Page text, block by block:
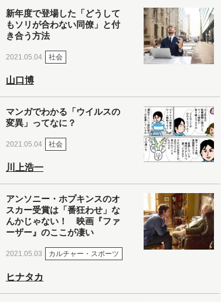
新年度で登場した「どうして
もソリが合わない同僚」と付
き合う方法
2021.05.04 社会
山口博
マンガでわかる「ウイルスの
変異」ってなに？
2021.05.04 社会
川上浩一
アンソニー・ホプキンスのオ
スカー受賞は「番狂わせ」な
んかじゃない！ 映画『ファ
ーザー』のここが凄い
2021.05.03 カルチャー・スポーツ
ヒナタカ